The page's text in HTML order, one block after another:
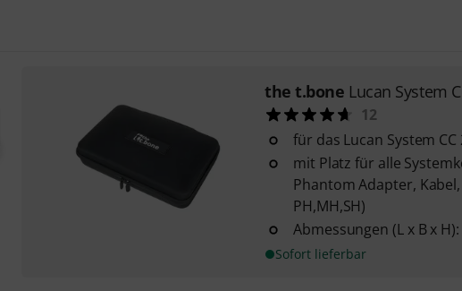
the t.bone Lucan System
12
für das Lucan System CC
mit Platz für alle
Phantom Adapter,
PH,MH,SH)
Abmessungen (L x B x
Sofort lieferbar